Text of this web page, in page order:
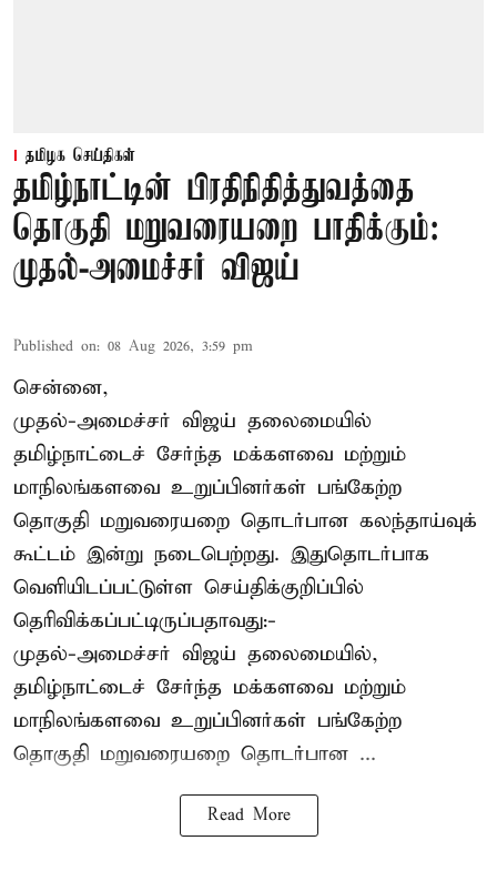
தமிழக செய்திகள்
தமிழ்நாட்டின் பிரதிநிதித்துவத்தை
தொகுதி மறுவரையறை பாதிக்கும்:
முதல்-அமைச்சர் விஜய்
Published on: 08 Aug 2026, 3:59 pm
சென்னை,
முதல்-அமைச்சர் விஜய் தலைமையில்
தமிழ்நாட்டைச் சேர்ந்த மக்களவை மற்றும்
மாநிலங்களவை உறுப்பினர்கள் பங்கேற்ற
தொகுதி மறுவரையறை தொடர்பான கலந்தாய்வுக்
கூட்டம் இன்று நடைபெற்றது. இதுதொடர்பாக
வெளியிடப்பட்டுள்ள செய்திக்குறிப்பில்
தெரிவிக்கப்பட்டிருப்பதாவது:-
முதல்-அமைச்சர் விஜய் தலைமையில்,
தமிழ்நாட்டைச் சேர்ந்த மக்களவை மற்றும்
மாநிலங்களவை உறுப்பினர்கள் பங்கேற்ற
தொகுதி மறுவரையறை தொடர்பான ...
Read More